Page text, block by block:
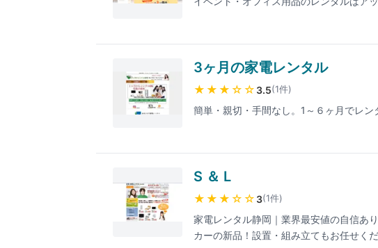
3ヶ月の家電レンタル
★★★ ☆☆ 3.5(1件)
簡単・親切・手間なし。1～６ヶ月でレ
S ＆ L
★★★ ☆☆ 3(1件)
家電レンタル静岡｜業界最安値の自信あ
カーの新品！設置・組み立てもお任せく